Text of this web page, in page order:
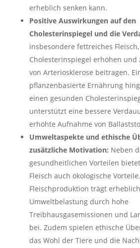
erheblich senken kann.
Positive Auswirkungen auf den
Cholesterinspiegel und die
insbesondere fettreiches
Cholesterinspiegel erhöhen und
von Arteriosklerose beitragen.
pflanzenbasierte Ernährung
einen gesunden
unterstützt eine bessere
erhöhte Aufnahme von
Umweltaspekte und ethische
zusätzliche Motivation: Neben
gesundheitlichen Vorteilen
Fleisch auch ökologische
Fleischproduktion trägt
Umweltbelastung durch hohe
Treibhausgasemissionen und
bei. Zudem spielen ethische
das Wohl der Tiere und die